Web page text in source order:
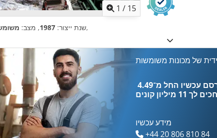
1 / 15
שנת ייצור: 1987, מצב: ,
של מכונות משומשות
לך 11 מיליון קונים
מידע עכשיו
+44 20 806 810 84